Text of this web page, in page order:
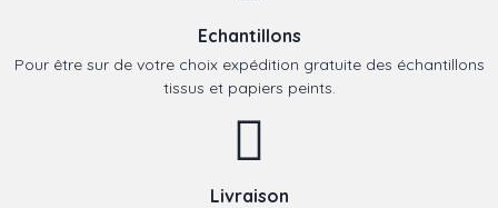
Echantillons
Pour être sur de votre choix expédition gratuite des échantillons
tissus et papiers peints.
Livraison